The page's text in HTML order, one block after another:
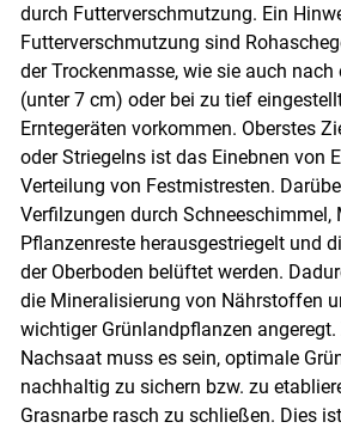
durch Futterverschmutzung. Ein
Futterverschmutzung sind
der Trockenmasse, wie sie auch
(unter 7 cm) oder bei zu tief
Erntegeräten vorkommen. Oberstes
oder Striegelns ist das Einebnen von
Verteilung von Festmistresten.
Verfilzungen durch Schneeschimmel,
Pflanzenreste herausgestriegelt und
der Oberboden belüftet werden.
die Mineralisierung von Nährstoffen
wichtiger Grünlandpflanzen angeregt.
Nachsaat muss es sein, optimale
nachhaltig zu sichern bzw. zu
Grasnarbe rasch zu schließen. Dies